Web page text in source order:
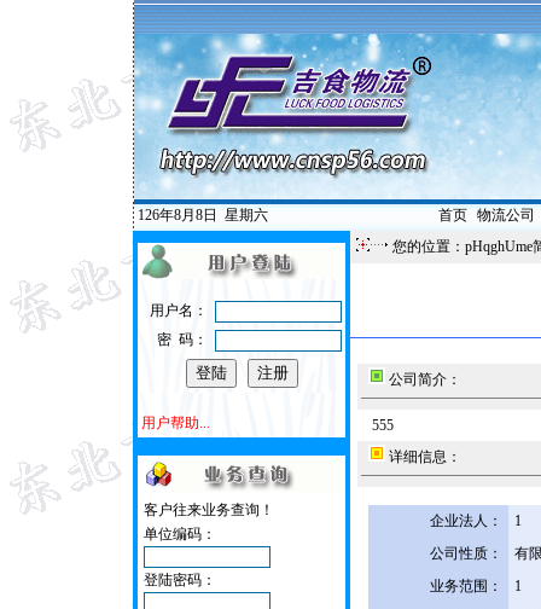
126年8月8日 星期六 首页| 物流公司
用户名：
密 码：
用户帮助...
客户往来业务查询！
单位编码：
登陆密码：
您的位置：pHqghUme
公司简介：
555
详细信息：
企业法人：
1
公司性质：
有
业务范围：
1